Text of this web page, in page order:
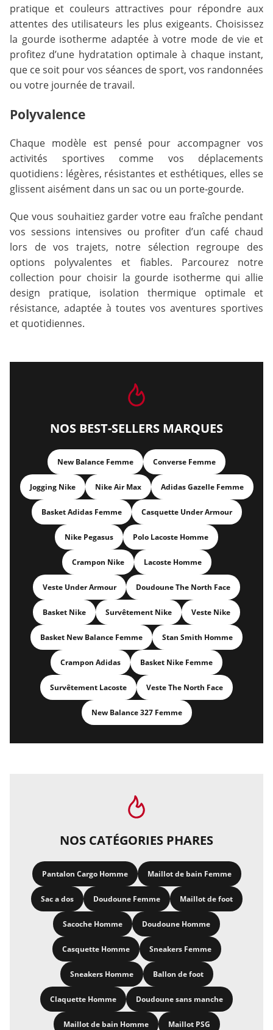
pratique et couleurs attractives pour répondre aux
attentes des utilisateurs les plus exigeants. Choisissez
la gourde isotherme adaptée à votre mode de vie et
profitez d’une hydratation optimale à chaque instant,
que ce soit pour vos séances de sport, vos randonnées
ou votre journée de travail.
Polyvalence
Chaque modèle est pensé pour accompagner vos
activités sportives comme vos déplacements
quotidiens : légères, résistantes et esthétiques, elles se
glissent aisément dans un sac ou un porte‑gourde.
Que vous souhaitiez garder votre eau fraîche pendant
vos sessions intensives ou profiter d’un café chaud
lors de vos trajets, notre sélection regroupe des
options polyvalentes et fiables. Parcourez notre
collection pour choisir la gourde isotherme qui allie
design pratique, isolation thermique optimale et
résistance, adaptée à toutes vos aventures sportives
et quotidiennes.
NOS BEST-SELLERS MARQUES
New Balance Femme Converse Femme
Jogging Nike Nike Air Max Adidas Gazelle Femme
Basket Adidas Femme Casquette Under Armour
Nike Pegasus Polo Lacoste Homme
Crampon Nike Lacoste Homme
Veste Under Armour Doudoune The North Face
Basket Nike Survêtement Nike Veste Nike
Basket New Balance Femme Stan Smith Homme
Crampon Adidas Basket Nike Femme
Survêtement Lacoste Veste The North Face
New Balance 327 Femme
NOS CATÉGORIES PHARES
Pantalon Cargo Homme Maillot de bain Femme
Sac a dos Doudoune Femme Maillot de foot
Sacoche Homme Doudoune Homme
Casquette Homme Sneakers Femme
Sneakers Homme Ballon de foot
Claquette Homme Doudoune sans manche
Maillot de bain Homme Maillot PSG